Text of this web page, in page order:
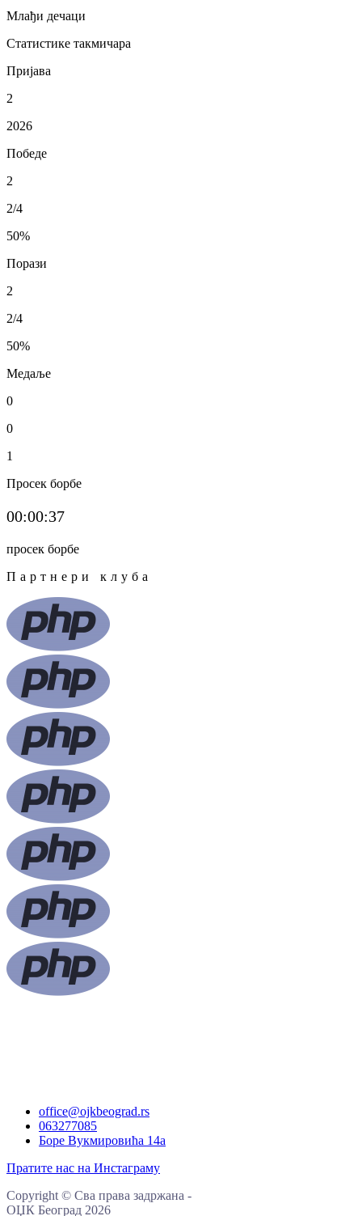
Млађи дечаци
Статистике такмичара
Пријава
2
2026
Победе
2
2/4
50%
Порази
2
2/4
50%
Медаље
0
0
1
Просек борбе
00:00:37
просек борбе
Партнери клуба
office@ojkbeograd.rs
063277085
Боре Вукмировића 14а
Пратите нас на Инстаграму
Copyright © Сва права задржана -
ОЏК Београд 2026